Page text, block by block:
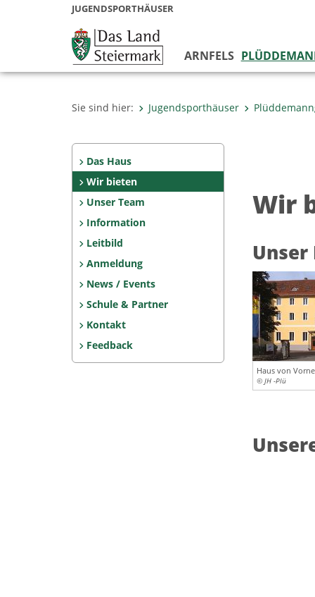
JUGENDSPORTHÄUSER
ARNFELS
Sie sind hier: Jugendsporthäuser
Das Haus
Wir bieten
Unser Team
Information
Leitbild
Anmeldung
News / Events
Schule & Partner
Kontakt
Feedback
Wir
Unser
Haus von Vorne
© JH -Plü